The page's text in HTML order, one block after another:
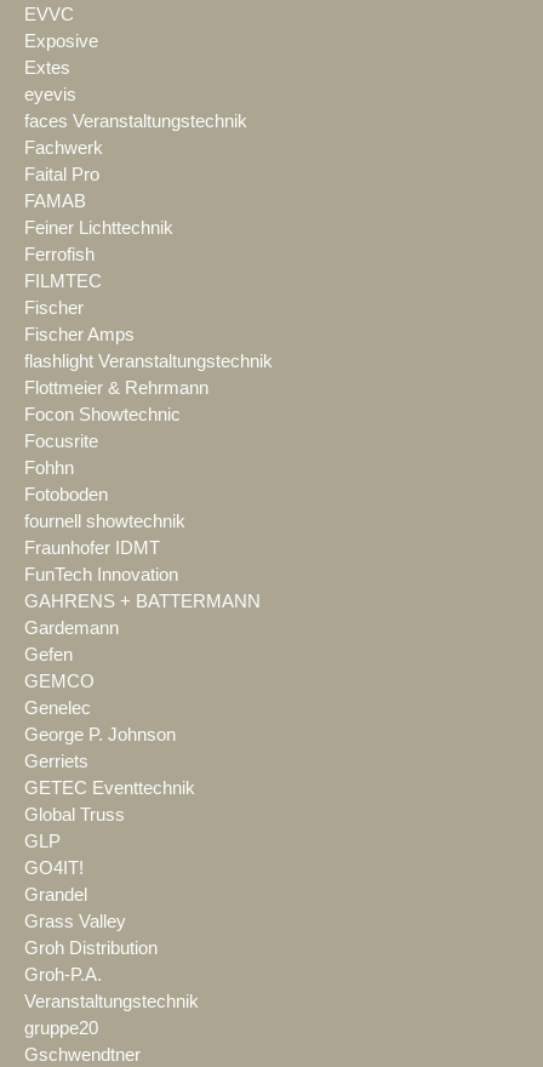
EVVC
Exposive
Extes
eyevis
faces Veranstaltungstechnik
Fachwerk
Faital Pro
FAMAB
Feiner Lichttechnik
Ferrofish
FILMTEC
Fischer
Fischer Amps
flashlight Veranstaltungstechnik
Flottmeier & Rehrmann
Focon Showtechnic
Focusrite
Fohhn
Fotoboden
fournell showtechnik
Fraunhofer IDMT
FunTech Innovation
GAHRENS + BATTERMANN
Gardemann
Gefen
GEMCO
Genelec
George P. Johnson
Gerriets
GETEC Eventtechnik
Global Truss
GLP
GO4IT!
Grandel
Grass Valley
Groh Distribution
Groh-P.A.
Veranstaltungstechnik
gruppe20
Gschwendtner